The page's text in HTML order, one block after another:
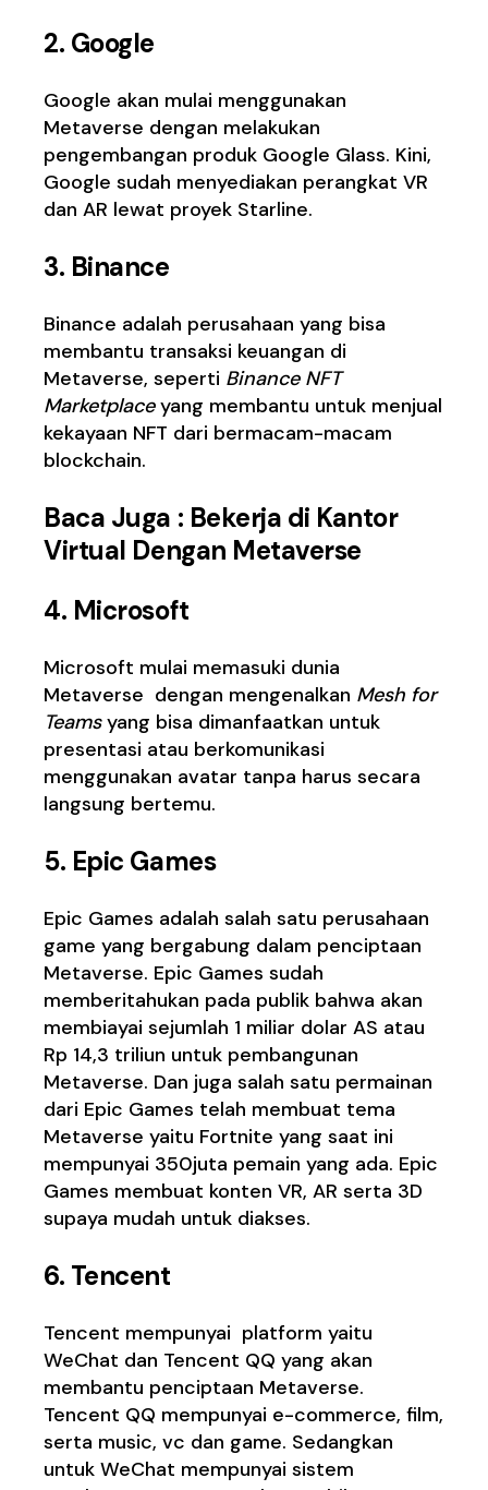
2. Google
Google akan mulai menggunakan
Metaverse dengan melakukan
pengembangan produk Google Glass. Kini,
Google sudah menyediakan perangkat VR
dan AR lewat proyek Starline.
3. Binance
Binance adalah perusahaan yang bisa
membantu transaksi keuangan di
Metaverse, seperti Binance NFT
Marketplaceyang membantu untuk menjual
kekayaan NFT dari bermacam-macam
blockchain.
Baca Juga : Bekerja di Kantor
Virtual Dengan Metaverse
4. Microsoft
Microsoft mulai memasuki dunia
Metaverse dengan mengenalkan Mesh for
Teamsyang bisa dimanfaatkan untuk
presentasi atau berkomunikasi
menggunakan avatar tanpa harus secara
langsung bertemu.
5. Epic Games
Epic Games adalah salah satu perusahaan
game yang bergabung dalam penciptaan
Metaverse. Epic Games sudah
memberitahukan pada publik bahwa akan
membiayai sejumlah 1 miliar dolar AS atau
Rp 14,3 triliun untuk pembangunan
Metaverse. Dan juga salah satu permainan
dari Epic Games telah membuat tema
Metaverse yaitu Fortnite yang saat ini
mempunyai 350juta pemain yang ada. Epic
Games membuat konten VR, AR serta 3D
supaya mudah untuk diakses.
6. Tencent
Tencent mempunyai platform yaitu
WeChat dan Tencent QQ yang akan
membantu penciptaan Metaverse.
Tencent QQ mempunyai e-commerce, film,
serta music, vc dan game. Sedangkan
untuk WeChat mempunyai sistem